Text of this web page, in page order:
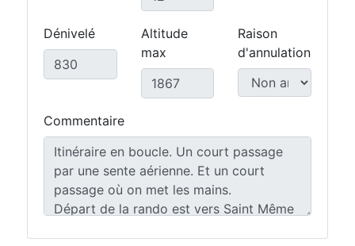
Dénivelé
Altitude
max
Raison
d'annulation
Commentaire